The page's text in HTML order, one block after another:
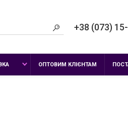
+38 (073)
ОПТОВИМ КЛІЄНТАМ